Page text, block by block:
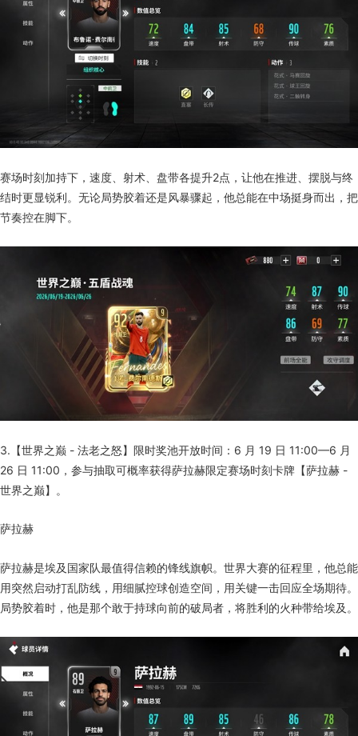
赛场时刻加持下，速度、射术、盘带各提升2点，让他在推进、摆脱与终
结时更显锐利。无论局势胶着还是风暴骤起，他总能在中场挺身而出，把
节奏控在脚下。
3.【世界之巅 - 法老之怒】限时奖池开放时间：6 月 19 日 11:00—6 月
26 日 11:00，参与抽取可概率获得萨拉赫限定赛场时刻卡牌【萨拉赫 -
世界之巅】。
萨拉赫
萨拉赫是埃及国家队最值得信赖的锋线旗帜。世界大赛的征程里，他总能
用突然启动打乱防线，用细腻控球创造空间，用关键一击回应全场期待。
局势胶着时，他是那个敢于持球向前的破局者，将胜利的火种带给埃及。